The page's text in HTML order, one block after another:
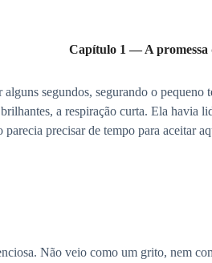
Capítulo 1 — A promessa
segundos, segurando o
a respiração curta. Ela havia
precisar de tempo para aceitar
Não veio como um grito, nem